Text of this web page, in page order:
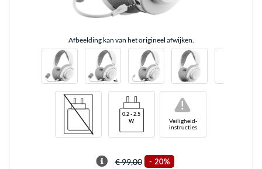
Afbeelding kan van het origineel afwijken.
Veiligheid-
instructies
!
€ 99,00 - 20%